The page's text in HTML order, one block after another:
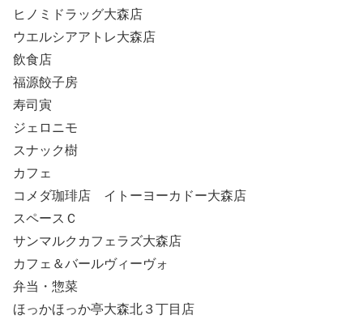
ヒノミドラッグ大森店
ウエルシアアトレ大森店
飲食店
福源餃子房
寿司寅
ジェロニモ
スナック樹
カフェ
コメダ珈琲店 イトーヨーカドー大森店
スペースＣ
サンマルクカフェラズ大森店
カフェ＆バールヴィーヴォ
弁当・惣菜
ほっかほっか亭大森北３丁目店